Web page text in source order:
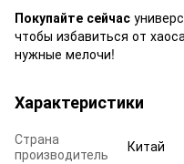
Покупайте сейчас
чтобы избавиться от
нужные мелочи!
Характеристики
Страна
производитель
Китай